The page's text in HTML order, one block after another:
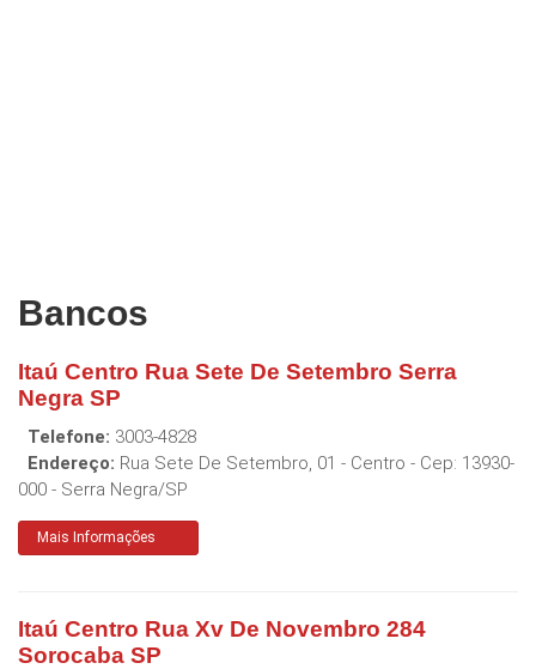
Bancos
Itaú Centro Rua Sete De Setembro Serra
Negra SP
Telefone: 3003-4828
Endereço: Rua Sete De Setembro, 01 - Centro - Cep: 13930-
000 - Serra Negra/SP
Mais Informações
Itaú Centro Rua Xv De Novembro 284
Sorocaba SP